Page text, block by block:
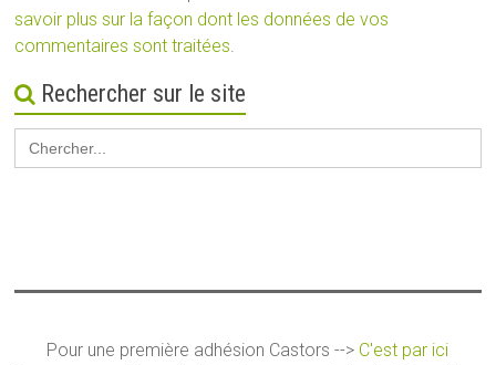
savoir plus sur la façon dont les données de vos
commentaires sont traitées.
Rechercher sur le site
Search
for:
Pour une première adhésion Castors --> C'est par ici